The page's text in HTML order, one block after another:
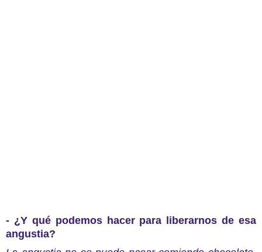
- ¿Y qué podemos hacer para liberarnos de esa
angustia?